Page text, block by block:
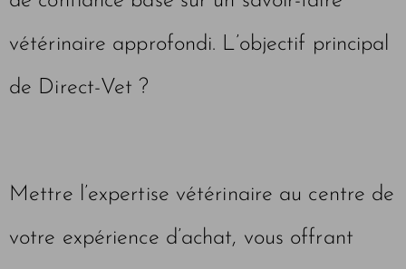
vétérinaire approfondi. L’objectif principal
de Direct-Vet ?
Mettre l’expertise vétérinaire au centre de
votre expérience d’achat, vous offrant